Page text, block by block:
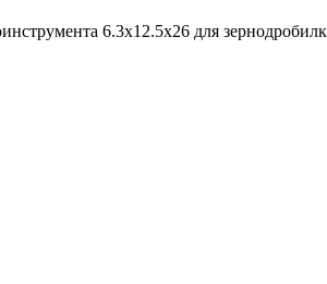
6.3х12.5х26 для